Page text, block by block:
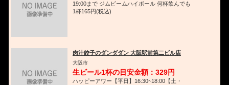
19:00まで ジムビームハイボール 何杯飲んでも
1杯165円(税込)
肉汁餃子のダンダダン 大阪駅前第二ビル店
大阪市
生ビール1杯の目安金額：329円
ハッピーアワー【平日】16:30~18:00【土・